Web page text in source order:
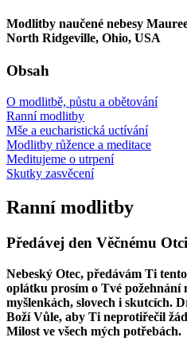
Modlitby naučené nebesy
North Ridgeville, Ohio, USA
Obsah
O modlitbě, půstu a obětování
Ranní modlitby
Mše a eucharistická uctívání
Modlitby růžence a meditace
Meditujeme o utrpení
Skutky zasvěcení
Ranní modlitby
Předávej den Věčnému Otci
Nebeský Otec, předávám Ti
oplátku prosím o Tvé požehnání
myšlenkách, slovech i skutcích.
Boží Vůle, aby Ti neprotiřečil
Milost ve všech mých potřebách.